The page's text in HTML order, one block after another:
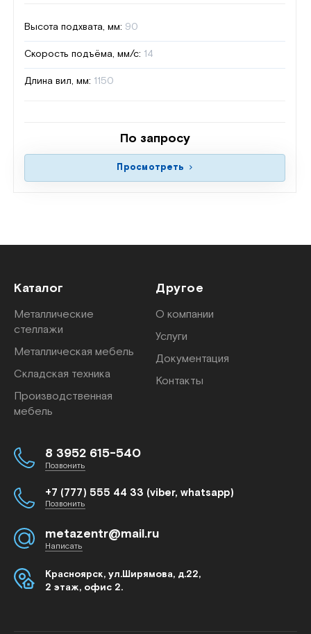
Высота подхвата, мм: 90
Скорость подъёма, мм/с: 14
Длина вил, мм: 1150
По запросу
Просмотреть
Каталог
Металлические
стеллажи
Металлическая мебель
Складская техника
Производственная
мебель
Другое
О компании
Услуги
Документация
Контакты
8 3952 615-540
Позвонить
+7 (777) 555 44 33 (viber, whatsapp)
Позвонить
metazentr@mail.ru
Написать
Красноярск, ул.Ширямова, д.22,
2 этаж, офис 2.